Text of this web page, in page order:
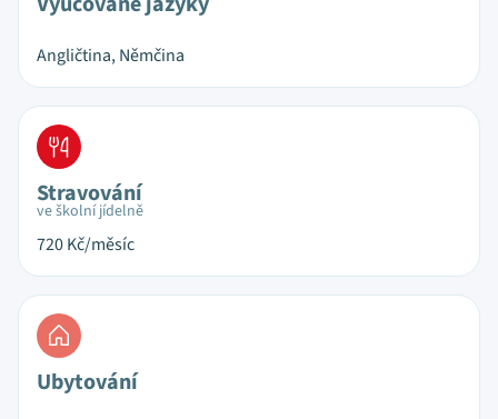
Angličtina, Němčina
Stravování
ve školní jídelně
720Kč/měsíc
Ubytování